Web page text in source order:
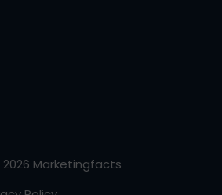
Marketingfacts